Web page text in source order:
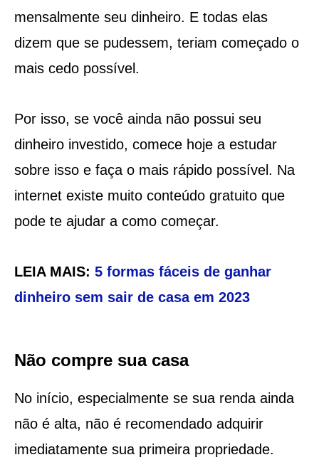
mensalmente seu dinheiro. E todas elas
dizem que se pudessem, teriam começado o
mais cedo possível.
Por isso, se você ainda não possui seu
dinheiro investido, comece hoje a estudar
sobre isso e faça o mais rápido possível. Na
internet existe muito conteúdo gratuito que
pode te ajudar a como começar.
LEIA MAIS: 5 formas fáceis de ganhar
dinheiro sem sair de casa em 2023
Não compre sua casa
No início, especialmente se sua renda ainda
não é alta, não é recomendado adquirir
imediatamente sua primeira propriedade.